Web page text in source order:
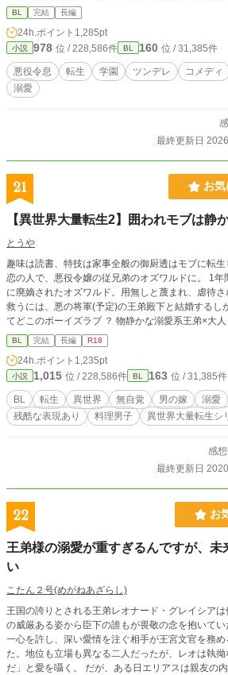
そのうち料理勝負へと脱線していき、賭けの景品は
ン。おまけに学院中が「今週もやってるな」と生温かい。 ……あれ？
俺に構ってほしいだけなんじゃ？ 逃げるほど距離が縮まる、破滅フラグ回避
（失敗中）の学園BLコメディ。全年齢・純愛です。 ※本作は『小説家になろ
う』『カクヨム』にも掲載しています。
BL 完結 長編
24h.ポイント 1,285pt
小説 978 位 / 228,586件 BL 160 位 / 31,385件
悪役令息 転生 学園 ツンデレ コメディ
溺愛
最終更新日
21 お
【異世界大量転生2】囲われモブは静
とうや
趣味は読書、特技は家事全般の御厨透はモブに転
恋の人で、悪役令嬢の従兄弟のオズワルドに。 1
に廃嫡されたオズワルド。用無しと蔑まれ、虐待
救うには、悪の将軍(予定)の王弟殿下と結婚する
てどこのボーイズラブ ？ 物静かな溺愛系王弟×大人しくやらかす体弱い系転生
者。基本淡々とした話ですが、仄暗かったり、残酷
理回があります。 R-18はタイトルに※印が付いてます。読み飛ばしても話は繋
がります。でもエロあんまりないです。1話が超短
BL 完結 長編 R18
24h.ポイント 1,235pt
小説 1,015 位 / 228,586件 BL 163 位 / 31,385件
BL 転生 異世界 無自覚 男の嫁 溺愛
残酷な表現あり
料理男子 異世界大量転生シ
感
最終更新日
22 お
王弟様の溺愛が重すぎるんですが、未
い
こたん２号(めがねあざらし)
王国の誇りとされる王弟レオナード・グレイシア
の威厳ある姿から臣下の誰もが畏敬の念を抱いて
一心を許し、深い愛情を注ぐ相手が王宮文官を務
た。地位も立場も異なる二人だったが、レオは執
だ」と愛を囁く。 だが、ある日エリアスは親友の内査官カーティスから奇妙な